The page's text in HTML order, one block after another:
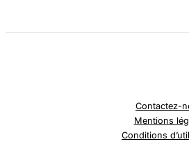
Contactez-
Mentions
Conditions